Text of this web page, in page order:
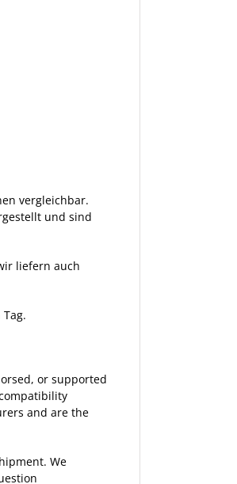
vergleichbar.
und sind
liefern auch
or supported
and are the
We